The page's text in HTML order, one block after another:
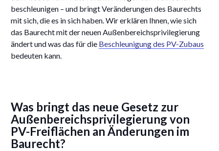
beschleunigen – und bringt Veränderungen des Baurechts
mit sich, die es in sich haben. Wir erklären Ihnen, wie sich
das Baurecht mit der neuen Außenbereichsprivilegierung
ändert und was das für die Beschleunigung des PV-Zubaus
bedeuten kann.
Was bringt das neue Gesetz zur
Außenbereichsprivilegierung von
PV-Freiflächen an Änderungen im
Baurecht?